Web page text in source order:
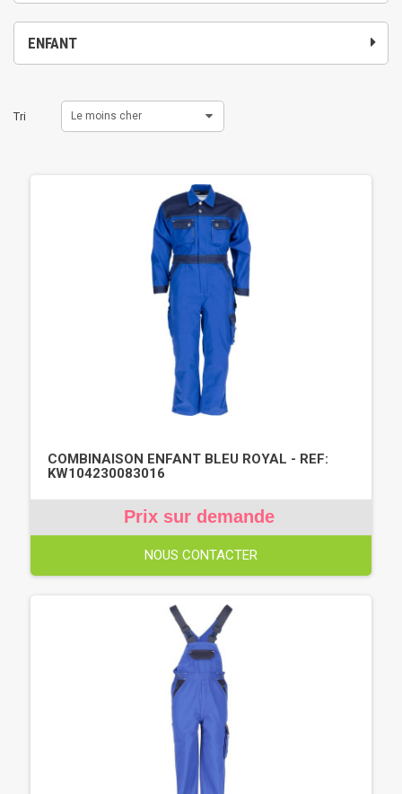
ENFANT
Tri Le moins cher
COMBINAISON ENFANT BLEU ROYAL - REF:
KW104230083016
Prix sur demande
NOUS CONTACTER